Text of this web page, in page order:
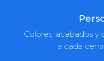
Colores, acabados y
a cada